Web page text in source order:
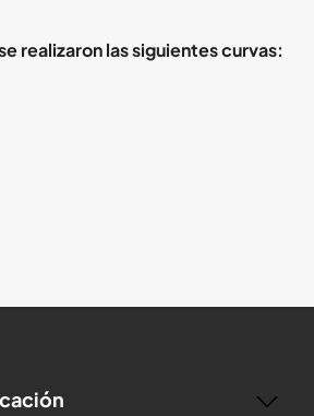
realizaron las siguientes curvas: